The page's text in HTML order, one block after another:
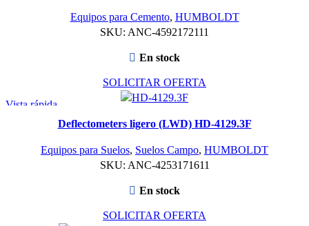
Equipos para Cemento, HUMBOLDT
SKU: ANC-4592172111
En stock
SOLICITAR OFERTA
Vista rápida
Deflectometers ligero (LWD) HD-4129.3F
Equipos para Suelos, Suelos Campo, HUMBOLDT
SKU: ANC-4253171611
En stock
SOLICITAR OFERTA